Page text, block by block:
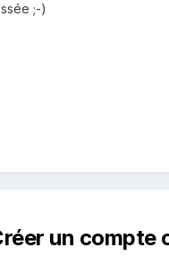
;-)
un compte